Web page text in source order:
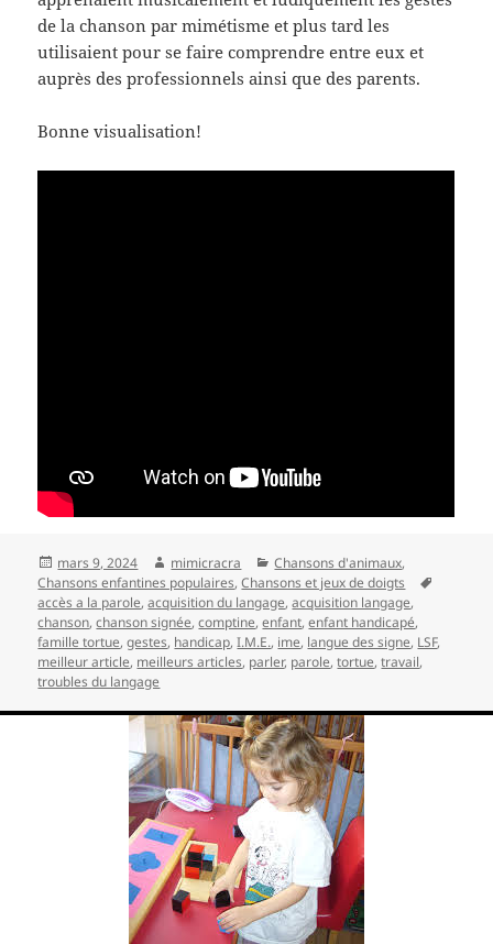
de la chanson par mimétisme et plus tard les
utilisaient pour se faire comprendre entre eux et
auprès des professionnels ainsi que des parents.
Bonne visualisation!
Publié
le
mars 9, 2024 Auteur
mimicracra Catégories
Chansons d'animaux,
Chansons enfantines populaires,Chansons et jeux de doigts
accès a la parole,acquisition du langage,acquisition langage,
chanson,chanson signée,comptine,enfant,enfant handicapé,
famille tortue,gestes, handicap,I.M.E., ime, langue des signe, LSF,
meilleur article, meilleurs articles, parler, parole,tortue,travail,
troubles du langage